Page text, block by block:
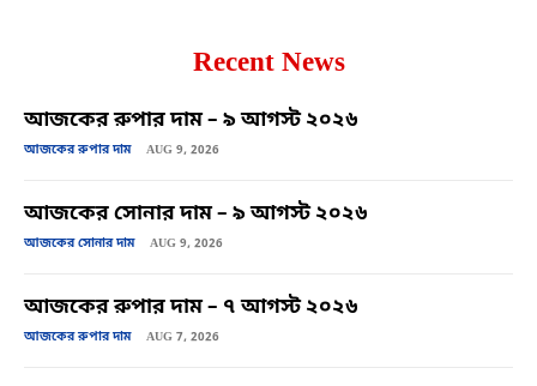
Recent News
আজকের রুপার দাম – ৯ আগস্ট ২০২৬
আজকের রুপার দাম AUG 9, 2026
আজকের সোনার দাম – ৯ আগস্ট ২০২৬
আজকের সোনার দাম AUG 9, 2026
আজকের রুপার দাম – ৭ আগস্ট ২০২৬
আজকের রুপার দাম AUG 7, 2026